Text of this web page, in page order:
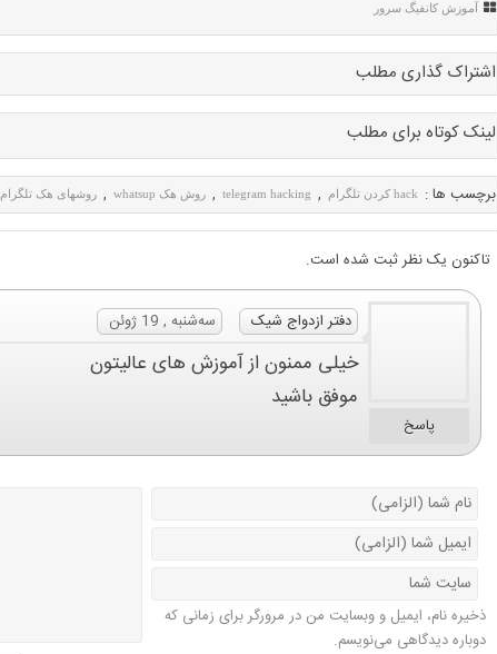
آموزش کانفیگ سرور
اشتراک گذاری مطلب
لینک کوتاه برای مطلب
برچسب ها : hack کردن تلگرام ,
telegram hacking
, روش هک whatsup , روشهای هک تلگرام
تاکنون یک نظر ثبت شده است.
پاسخ
دفتر ازدواج شیک سه‌شنبه , 19 ژوئن
خیلی ممنون از آموزش های عالیتون
موفق باشید
ذخیره نام، ایمیل و وبسایت من در مرورگر برای زمانی که
دوباره دیدگاهی می‌نویسم.